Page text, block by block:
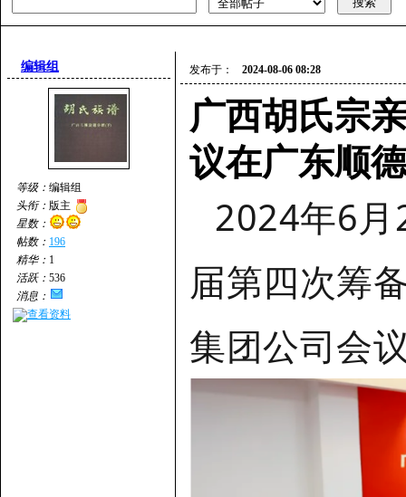
编辑组
等级： 编辑组
头衔： 版主
星数：
帖数： 196
精华： 1
活跃： 536
消息：
查看资料
发布于： 2024-08-06 08:28
广西胡氏宗
议在广东顺
2024年6
届第四次筹
集团公司会